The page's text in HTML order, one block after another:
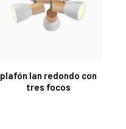
plafón lan redondo con
tres focos